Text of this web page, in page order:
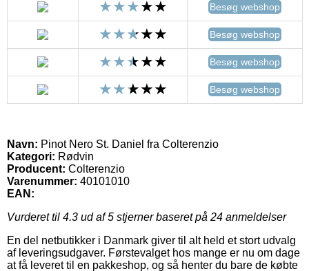
Besøg webshop
Besøg webshop
Besøg webshop
Besøg webshop
Navn: Pinot Nero St. Daniel fra Colterenzio
Kategori: Rødvin
Producent: Colterenzio
Varenummer: 40101010
EAN:
Vurderet til 4.3 ud af 5 stjerner baseret på 24 anmeldelser
En del netbutikker i Danmark giver til alt held et stort udvalg
af leveringsudgaver. Førstevalget hos mange er nu om dage
at få leveret til en pakkeshop, og så henter du bare de købte